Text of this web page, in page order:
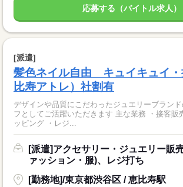
応募する（バイトル求人）
[派遣]
髪色ネイル自由 キュイキュイ・
比寿アトレ）社割有
デザインや品質にこだわったジュエリーブラン
フとしてご活躍いただきます 主な業務 ・接客販
ッピング ・レジ...
[派遣]アクセサリー・ジュエリー販
ァッション・服)、レジ打ち
[勤務地]/東京都渋谷区 / 恵比寿駅